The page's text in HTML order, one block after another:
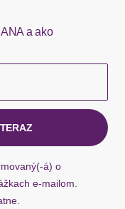
doručené
doručené
dní.
a ako
á) o
e-mailom.